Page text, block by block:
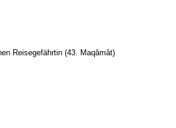
Reisegefährtin (43. Maqâmât)